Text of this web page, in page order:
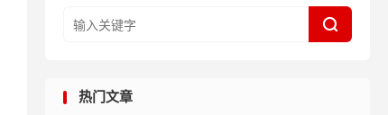

热门文章